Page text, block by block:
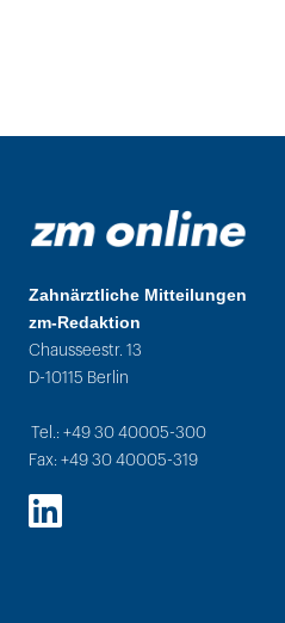
Zahnärztliche Mitteilungen
zm-Redaktion
Chausseestr. 13
D-10115 Berlin
Tel.: +49 30 40005-300
Fax: +49 30 40005-319
LinkedIn